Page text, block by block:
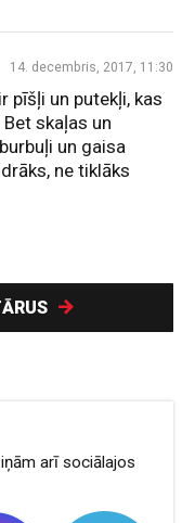
14. decembris, 2017, 11:30
pīšļi un putekļi, kas
skaļas un
un gaisa
ne tiklāks
arī sociālajos